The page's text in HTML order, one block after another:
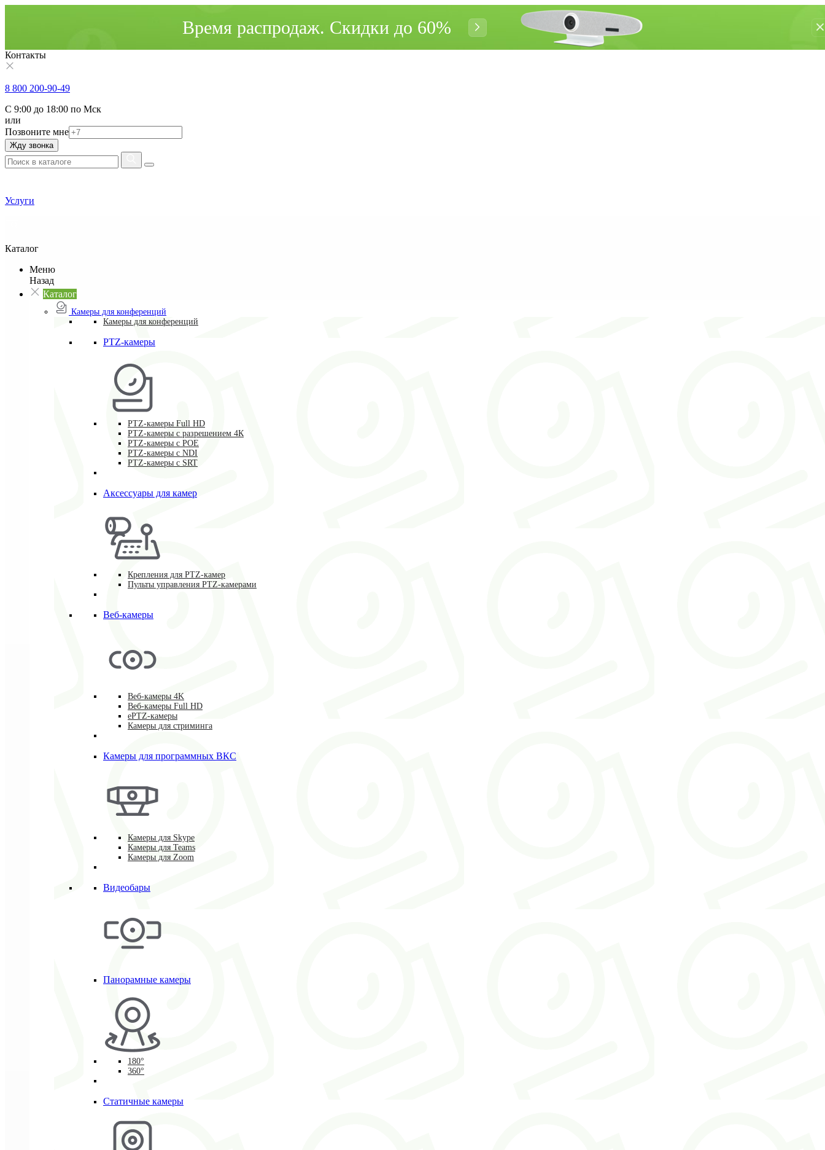
Время распродаж. Cкидки до 60%
Контакты
8 800 200-90-49
С 9:00 до 18:00 по Мск
или
Позвоните мне
Жду звонка
Услуги
Каталог
Меню
Назад
Каталог
Камеры для конференций
Камеры для конференций
PTZ-камеры
PTZ-камеры Full HD
PTZ-камеры с разрешением 4К
PTZ-камеры с POE
PTZ-камеры c NDI
PTZ-камеры с SRT
Аксессуары для камер
Крепления для PTZ-камер
Пульты управления PTZ-камерами
Веб-камеры
Веб-камеры 4K
Веб-камеры Full HD
ePTZ-камеры
Камеры для стриминга
Камеры для программных ВКС
Камеры для Skype
Камеры для Teams
Камеры для Zoom
Видеобары
Панорамные камеры
180°
360°
Статичные камеры